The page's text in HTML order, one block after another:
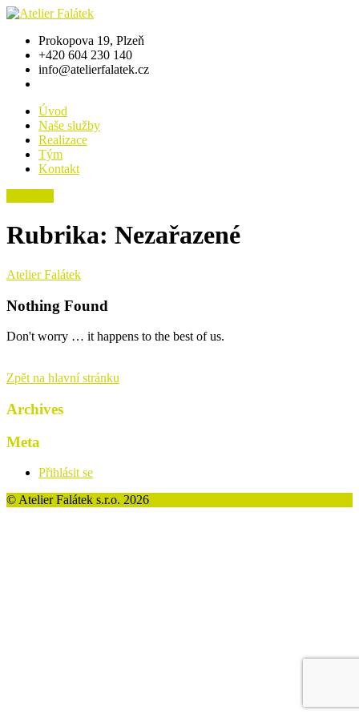
Prokopova 19, Plzeň
+420 604 230 140
info@atelierfalatek.cz
Úvod
Naše služby
Realizace
Tým
Kontakt
Rubrika: Nezařazené
Atelier Falátek
Nothing Found
Don't worry … it happens to the best of us.
Zpět na hlavní stránku
Archives
Meta
Přihlásit se
© Atelier Falátek s.r.o. 2026